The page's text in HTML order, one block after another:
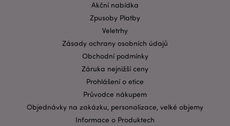
Akční nabídka
Zpusoby Platby
Veletrhy
Zásady ochrany osobních údajů
Obchodní podmínky
Záruka nejnižší ceny
Prohlášení o etice
Průvodce nákupem
Objednávky na zakázku, personalizace, velké objemy
Informace o Produktech
Nezbytně nutné soubory cookie umožňují základní
funkce webových stránek, jako je přihlášení
uživatele a správa účtu. Bez nezbytně nutných
souborů cookie nelze webovou stránku správně
používat.
CookieScriptConsent